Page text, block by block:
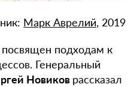
Марк Аврелий, 2019
подходам к
Генеральный
Новиков рассказал